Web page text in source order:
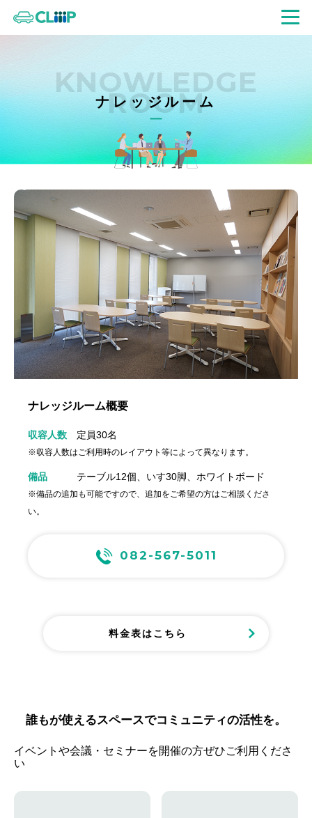
KNOWLEDGE
ROOM
ナレッジルーム
ナレッジルーム概要
収容人数 定員30名
※収容人数はご利用時のレイアウト等によって異なります。
備品 テーブル12個、いす30脚、ホワイトボード
※備品の追加も可能ですので、追加をご希望の方はご相談くださ
い。
082-567-5011
料金表はこちら
誰もが使えるスペースでコミュニティの活性を。
イベントや会議・セミナーを開催の方ぜひご利用くださ
い